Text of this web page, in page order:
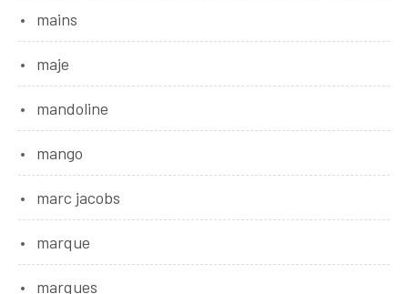
mains
maje
mandoline
mango
marc jacobs
marque
marques